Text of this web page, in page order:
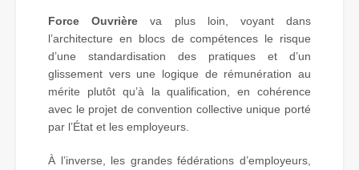
Force Ouvrière va plus loin, voyant dans
l’architecture en blocs de compétences le risque
d’une standardisation des pratiques et d’un
glissement vers une logique de rémunération au
mérite plutôt qu’à la qualification, en cohérence
avec le projet de convention collective unique porté
par l’État et les employeurs.
À l’inverse, les grandes fédérations d’employeurs,